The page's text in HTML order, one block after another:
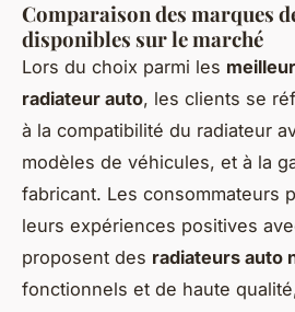
Comparaison des marques
disponibles sur le marché
Lors du choix parmi les
radiateur auto, les clients se
à la compatibilité du radiateur
modèles de véhicules, et à la
fabricant. Les consommateurs
leurs expériences positives
proposent des radiateurs auto
fonctionnels et de haute